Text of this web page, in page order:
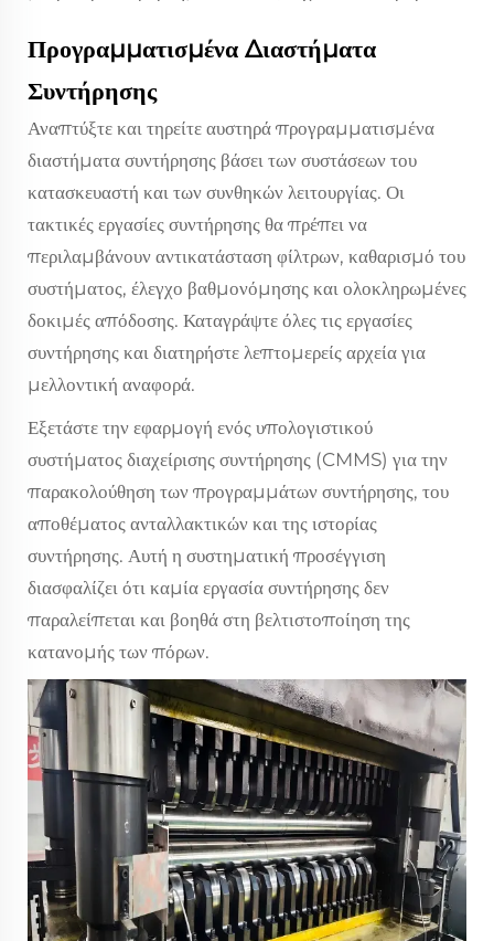
Προγραμματισμένα Διαστήματα
Συντήρησης
Αναπτύξτε και τηρείτε αυστηρά προγραμματισμένα
διαστήματα συντήρησης βάσει των συστάσεων του
κατασκευαστή και των συνθηκών λειτουργίας. Οι
τακτικές εργασίες συντήρησης θα πρέπει να
περιλαμβάνουν αντικατάσταση φίλτρων, καθαρισμό του
συστήματος, έλεγχο βαθμονόμησης και ολοκληρωμένες
δοκιμές απόδοσης. Καταγράψτε όλες τις εργασίες
συντήρησης και διατηρήστε λεπτομερείς αρχεία για
μελλοντική αναφορά.
Εξετάστε την εφαρμογή ενός υπολογιστικού
συστήματος διαχείρισης συντήρησης (CMMS) για την
παρακολούθηση των προγραμμάτων συντήρησης, του
αποθέματος ανταλλακτικών και της ιστορίας
συντήρησης. Αυτή η συστηματική προσέγγιση
διασφαλίζει ότι καμία εργασία συντήρησης δεν
παραλείπεται και βοηθά στη βελτιστοποίηση της
κατανομής των πόρων.